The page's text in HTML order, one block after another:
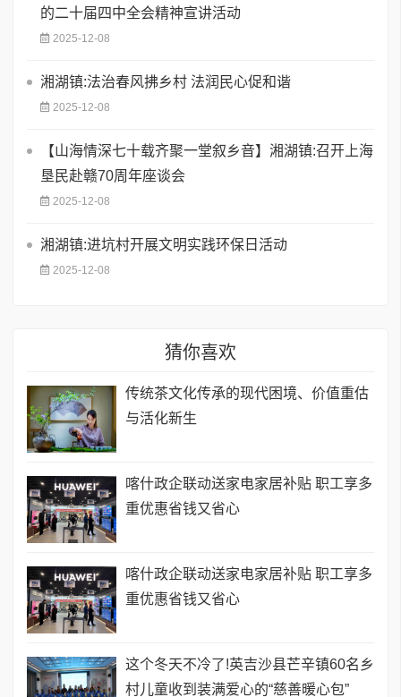
的二十届四中全会精神宣讲活动
2025-12-08
湘湖镇:法治春风拂乡村 法润民心促和谐
2025-12-08
【山海情深七十载齐聚一堂叙乡音】湘湖镇:召开上海
垦民赴赣70周年座谈会
2025-12-08
​湘湖镇:进坑村开展文明实践环保日活动
2025-12-08
猜你喜欢
传统茶文化传承的现代困境、价值重估
与活化新生
喀什政企联动送家电家居补贴 职工享多
重优惠省钱又省心
喀什政企联动送家电家居补贴 职工享多
重优惠省钱又省心
这个冬天不冷了!英吉沙县芒辛镇60名乡
村儿童收到装满爱心的“慈善暖心包”